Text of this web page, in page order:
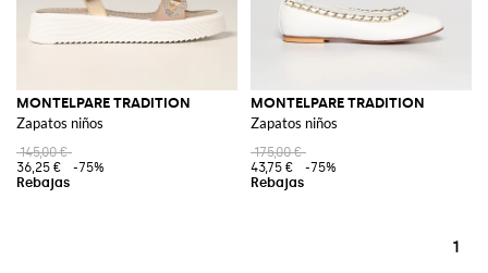
MONTELPARE TRADITION
Zapatos niños
145,00 €
36,25 €
-75%
MONTELPARE TRADITION
Zapatos niños
175,00 €
43,75 €
-75%
1